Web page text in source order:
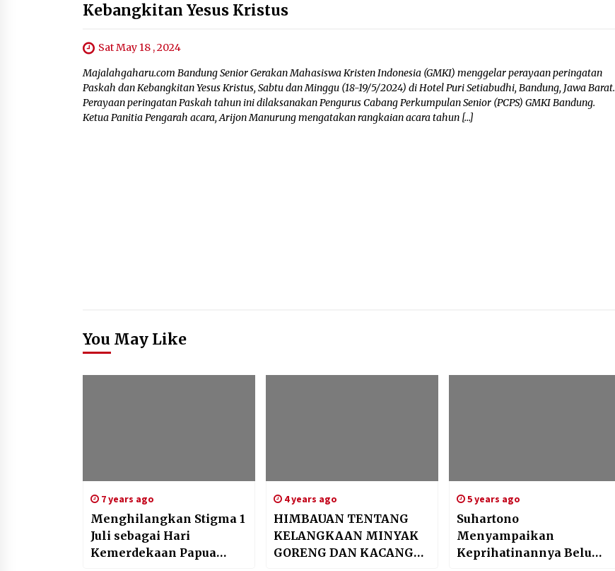
Kebangkitan Yesus Kristus
Sat May 18 , 2024
Majalahgaharu.com Bandung Senior Gerakan Mahasiswa Kristen Indonesia (GMKI) menggelar perayaan peringatan
Paskah dan Kebangkitan Yesus Kristus, Sabtu dan Minggu (18-19/5/2024) di Hotel Puri Setiabudhi, Bandung, Jawa Barat.
Perayaan peringatan Paskah tahun ini dilaksanakan Pengurus Cabang Perkumpulan Senior (PCPS) GMKI Bandung.
Ketua Panitia Pengarah acara, Arijon Manurung mengatakan rangkaian acara tahun […]
You May Like
7 years ago
Menghilangkan Stigma 1
Juli sebagai Hari
Kemerdekaan Papua
4 years ago
HIMBAUAN TENTANG
KELANGKAAN MINYAK
GORENG DAN KACANG
5 years ago
Suhartono
Menyampaikan
Keprihatinannya Belum